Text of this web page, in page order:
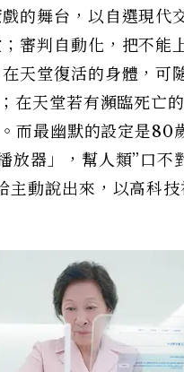
的舞台，以自選現代
審判自動化，把不能
天堂復活的身體，可
在天堂若有瀕臨死亡
而最幽默的設定是80
放器」，幫人類”口不
主動說出來，以高科技